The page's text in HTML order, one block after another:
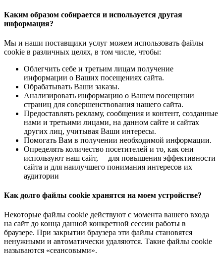
Каким образом собираетcя и используетcя другая
информация?
Мы и наши поставщики услуг можем использовать файлы
cookie в различных целях, в том числе, чтобы:
Облегчить себе и третьим лицам получение
информации о Ваших посещениях сайта.
Обрабатывать Ваши заказы.
Анализировать информацию о Вашем посещении
страниц для совершенствования нашего сайта.
Предоставлять рекламу, сообщения и контент, созданные
нами и третьими лицами, на данном сайте и сайтах
других лиц, учитывая Ваши интересы.
Помогать Вам в получении необходимой информации.
Определять количество посетителей и то, как они
используют наш сайт, —для повышения эффективности
сайта и для наилучшего понимания интересов их
аудитории
Как долго файлы cookie хранятся на моем устройстве?
Некоторые файлы cookie действуют с момента вашего входа
на сайт до конца данной конкретной сессии работы в
браузере. При закрытии браузера эти файлы становятся
ненужными и автоматически удаляются. Такие файлы cookie
называются «сеансовыми».